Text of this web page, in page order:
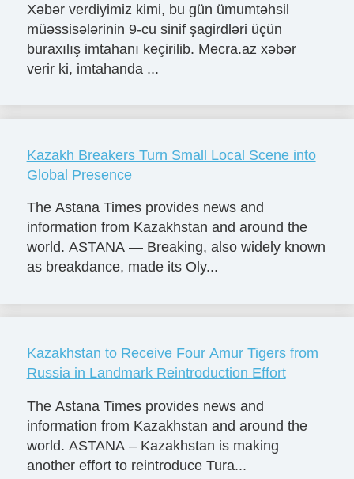
Xəbər verdiyimiz kimi, bu gün ümumtəhsil
müəssisələrinin 9-cu sinif şagirdləri üçün
buraxılış imtahanı keçirilib. Mecra.az xəbər
verir ki, imtahanda ...
Kazakh Breakers Turn Small Local Scene into
Global Presence
The Astana Times provides news and
information from Kazakhstan and around the
world. ASTANA — Breaking, also widely known
as breakdance, made its Oly...
Kazakhstan to Receive Four Amur Tigers from
Russia in Landmark Reintroduction Effort
The Astana Times provides news and
information from Kazakhstan and around the
world. ASTANA – Kazakhstan is making
another effort to reintroduce Tura...